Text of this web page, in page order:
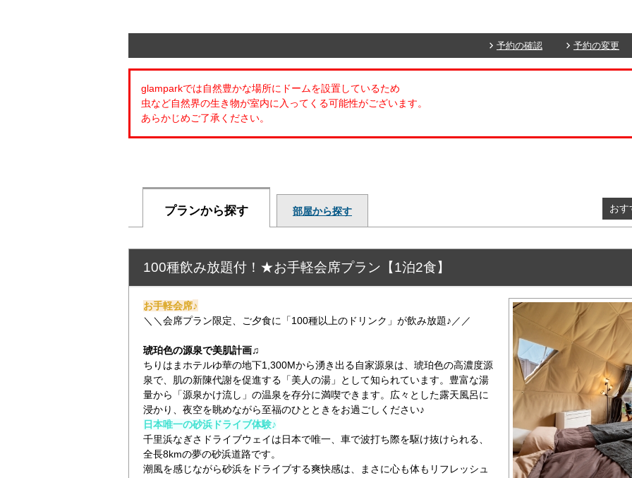
予約の確認 予約の変更
glamparkでは自然豊かな場所にドームを設置しているため
虫など自然界の生き物が室内に入ってくる可能性がございます。
あらかじめご了承ください。
プランから探す 部屋から探す おす
100種飲み放題付！★お手軽会席プラン【1泊2食】
お手軽会席♪
＼＼会席プラン限定、ご夕食に「100種以上のドリンク」が飲み放題♪／／
琥珀色の源泉で美肌計画♫
ちりはまホテルゆ華の地下1,300Mから湧き出る自家源泉は、琥珀色の高濃度源
泉で、肌の新陳代謝を促進する「美人の湯」として知られています。豊富な湯
量から「源泉かけ流し」の温泉を存分に満喫できます。広々とした露天風呂に
浸かり、夜空を眺めながら至福のひとときをお過ごしください♪
日本唯一の砂浜ドライブ体験♪
千里浜なぎさドライブウェイは日本で唯一、車で波打ち際を駆け抜けられる、
全長8kmの夢の砂浜道路です。
潮風を感じながら砂浜をドライブする爽快感は、まさに心も体もリフレッシュ